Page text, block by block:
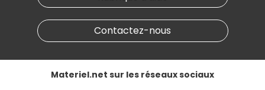
Notre programme d'affiliation
Informations légales
Données personnelles
Accessibilité : non conforme
Contactez-nous
Materiel.net sur les réseaux sociaux